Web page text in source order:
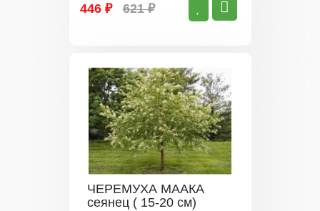
446 ₽ 621 ₽
ЧЕРЕМУХА МААКА
сеянец ( 15-20 см)